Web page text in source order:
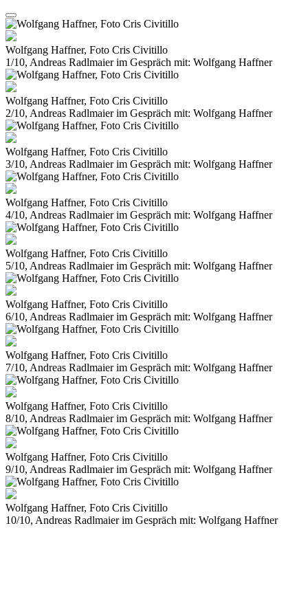
Wolfgang Haffner, Foto Cris Civitillo
1/10, Andreas Radlmaier im Gespräch mit: Wolfgang Haffner
Wolfgang Haffner, Foto Cris Civitillo
2/10, Andreas Radlmaier im Gespräch mit: Wolfgang Haffner
Wolfgang Haffner, Foto Cris Civitillo
3/10, Andreas Radlmaier im Gespräch mit: Wolfgang Haffner
Wolfgang Haffner, Foto Cris Civitillo
4/10, Andreas Radlmaier im Gespräch mit: Wolfgang Haffner
Wolfgang Haffner, Foto Cris Civitillo
5/10, Andreas Radlmaier im Gespräch mit: Wolfgang Haffner
Wolfgang Haffner, Foto Cris Civitillo
6/10, Andreas Radlmaier im Gespräch mit: Wolfgang Haffner
Wolfgang Haffner, Foto Cris Civitillo
7/10, Andreas Radlmaier im Gespräch mit: Wolfgang Haffner
Wolfgang Haffner, Foto Cris Civitillo
8/10, Andreas Radlmaier im Gespräch mit: Wolfgang Haffner
Wolfgang Haffner, Foto Cris Civitillo
9/10, Andreas Radlmaier im Gespräch mit: Wolfgang Haffner
Wolfgang Haffner, Foto Cris Civitillo
10/10, Andreas Radlmaier im Gespräch mit: Wolfgang Haffner